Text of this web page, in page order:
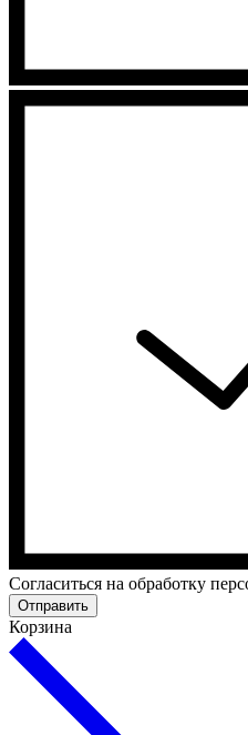
Cогласиться на обработку
Отправить
Корзина